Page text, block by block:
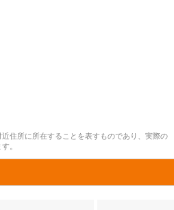
住所に所在することを表すものであり、実際の
。